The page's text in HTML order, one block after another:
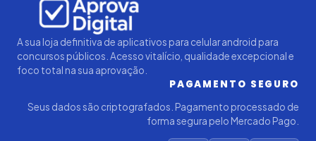
A sua loja definitiva de aplicativos para celular android para
concursos públicos. Acesso vitalício, qualidade excepcional e
foco total na sua aprovação.
PAGAMENTO SEGURO
Seus dados são criptografados. Pagamento processado de
forma segura pelo Mercado Pago.